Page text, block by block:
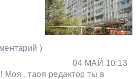
)
04 МАЙ 10:13
! Моя , таоя редактор ты в